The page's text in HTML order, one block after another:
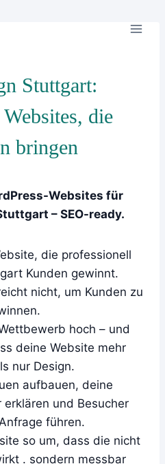
Stuttgart:
die
bringen
Websites für
– SEO-ready.
die professionell
Kunden gewinnt.
nicht, um Kunden zu
hoch – und
deine Website mehr
nur Design.
aufbauen, deine
erklären und Besucher
führen.
so um, dass die nicht
. sondern messbar